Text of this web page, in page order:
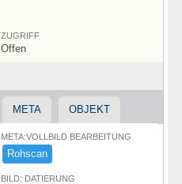
ZUGRIFF
Offen
META OBJEKT
META:VOLLBILD BEARBEITUNG
Rohscan
BILD: DATIERUNG